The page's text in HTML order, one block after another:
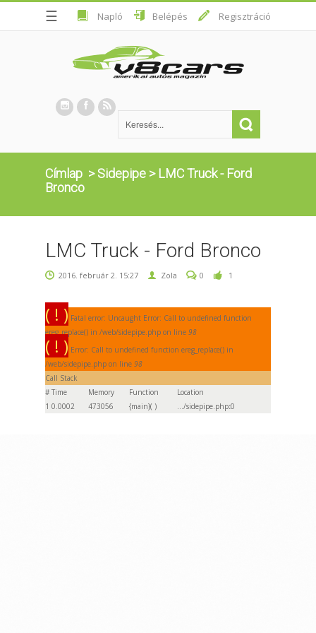
☰ Napló Belépés Regisztráció
Címlap >Sidepipe > LMC Truck - Ford
Bronco
LMC Truck - Ford Bronco
2016. február 2. 15:27 Zola 0 1
( ! ) Fatal error: Uncaught Error: Call to undefined function
ereg_replace() in /web/sidepipe.php on line 98
( ! ) Error: Call to undefined function ereg_replace() in
/web/sidepipe.php on line 98
Call Stack
# Time Memory Function
Location
1 0.0002 473056 {main}( ) .../sidepipe.php:0